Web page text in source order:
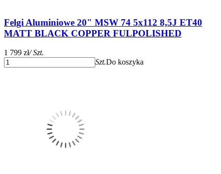
Felgi Aluminiowe 20" MSW 74 5x112 8,5J ET40
MATT BLACK COPPER FULPOLISHED
1 799 zł/ Szt.
Szt.Do koszyka